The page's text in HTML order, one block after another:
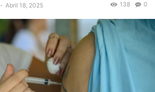
- Abril 18, 2025 0
138